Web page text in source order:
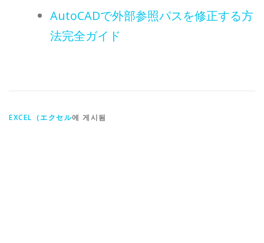
AutoCADで外部参照パスを修正する方
法完全ガイド
EXCEL（エクセル에 게시됨